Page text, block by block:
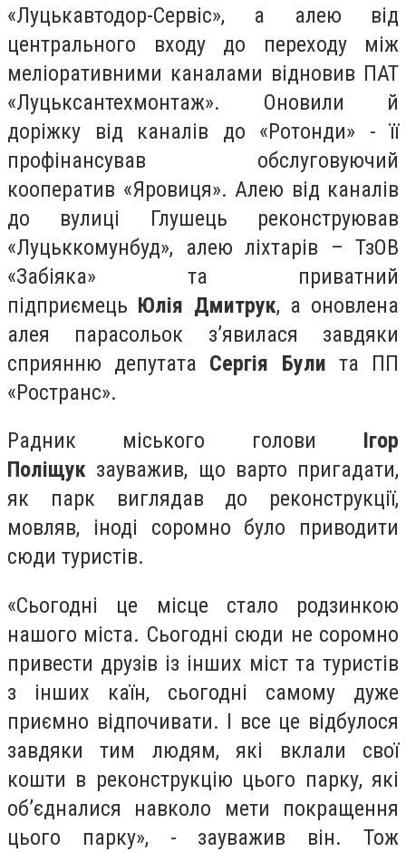
«Луцькавтодор-Сервіс», а алею від
центрального входу до переходу між
меліоративними каналами відновив ПАТ
«Луцьксантехмонтаж». Оновили й
доріжку від каналів до «Ротонди» - її
профінансував обслуговуючий
кооператив «Яровиця». Алею від каналів
до вулиці Глушець реконструював
«Луцьккомунбуд», алею ліхтарів – ТзОВ
«Забіяка» та приватний
підприємець Юлія Дмитрук, а оновлена
алея парасольок з’явилася завдяки
сприянню депутата Сергія Були та ПП
«Ространс».
Радник міського голови Ігор
Поліщук зауважив, що варто пригадати,
як парк виглядав до реконструкції,
мовляв, іноді соромно було приводити
сюди туристів.
«Сьогодні це місце стало родзинкою
нашого міста. Сьогодні сюди не соромно
привести друзів із інших міст та туристів
з інших каїн, сьогодні самому дуже
приємно відпочивати. І все це відбулося
завдяки тим людям, які вклали свої
кошти в реконструкцію цього парку, які
об’єдналися навколо мети покращення
цього парку», - зауважив він. Тож